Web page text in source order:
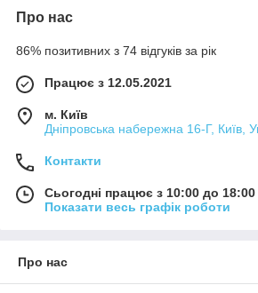
Про нас
86% позитивних з 74 відгуків за рік
Працює з 12.05.2021
м. Київ
Дніпровська набережна 16-Г, Київ,
Контакти
Сьогодні працює з 10:00 до 18:00
Показати весь графік роботи
Про нас